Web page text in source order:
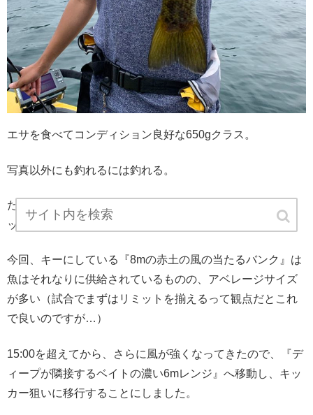
エサを食べてコンディション良好な650gクラス。
写真以外にも釣れるには釣れる。
ただ、なかなかキロを超えるクラスに出会えず、サイズア
ップに苦戦。
今回、キーにしている『8mの赤土の風の当たるバンク』は
魚はそれなりに供給されているものの、アベレージサイズ
が多い（試合でまずはリミットを揃えるって観点だとこれ
で良いのですが…）
15:00を超えてから、さらに風が強くなってきたので、『デ
ィープが隣接するベイトの濃い6mレンジ』へ移動し、キッ
カー狙いに移行することにしました。